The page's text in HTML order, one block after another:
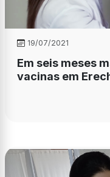
19/07/2021
Em seis meses
vacinas em